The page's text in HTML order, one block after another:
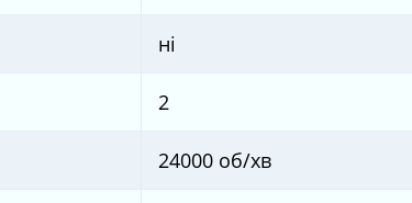
ні
2
24000 об/хв